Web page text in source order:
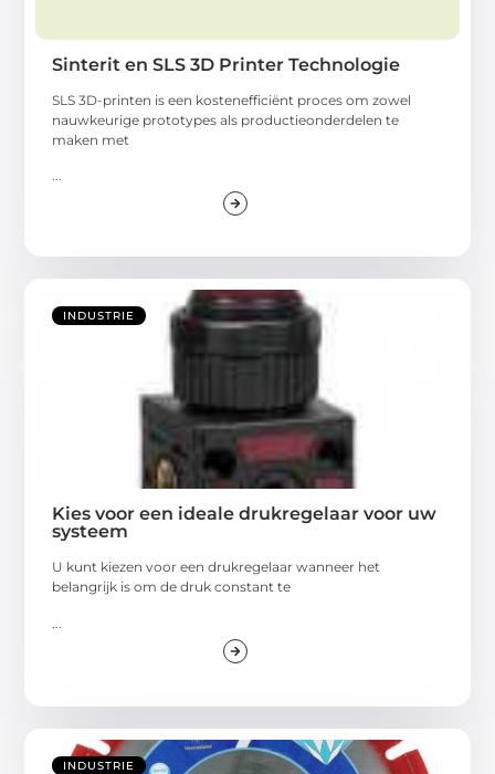
Sinterit en SLS 3D Printer Technologie
SLS 3D-printen is een kostenefficiënt proces om zowel
nauwkeurige prototypes als productieonderdelen te
maken met
...
INDUSTRIE
Kies voor een ideale drukregelaar voor uw
systeem
U kunt kiezen voor een drukregelaar wanneer het
belangrijk is om de druk constant te
INDUSTRIE